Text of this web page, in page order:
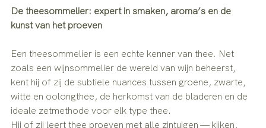
De theesommelier: expert in smaken, aroma’s en de
kunst van het proeven
Een theesommelier is een echte kenner van thee. Net
zoals een wijnsommelier de wereld van wijn beheerst,
kent hij of zij de subtiele nuances tussen groene, zwarte,
witte en oolongthee, de herkomst van de bladeren en de
ideale zetmethode voor elk type thee.
Hij of zij leert thee proeven met alle zintuigen — kijken,